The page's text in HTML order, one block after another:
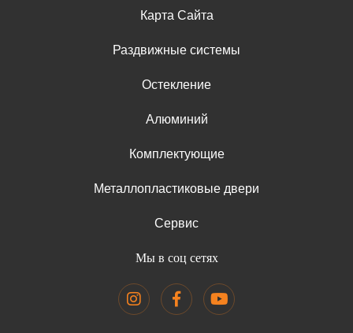
Карта Сайта
Раздвижные системы
Остекление
Алюминий
Комплектующие
Металлопластиковые двери
Сервис
Мы в соц сетях